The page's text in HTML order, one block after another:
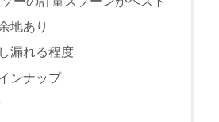
地あり
漏れる程度
ンナップ